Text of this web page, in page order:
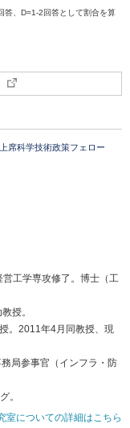
、D=1-2回答として割合を算
席科学技術政策フェロー
工学専攻修了。博士（工
授。
。2011年4月同教授、現
局参事官（インフラ・防
。
室についての詳細はこちら